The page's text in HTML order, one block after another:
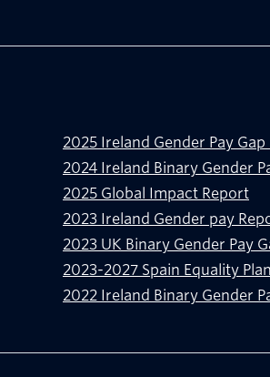
2025 Ireland Gender Pay
2024 Ireland Binary Gender
2025 Global Impact Report
2023 Ireland Gender pay
2023 UK Binary Gender Pay
2023-2027 Spain Equality
2022 Ireland Binary Gender